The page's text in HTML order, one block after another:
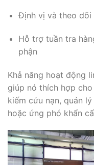
Định vị và theo dõi
Hỗ trợ tuần tra
phận
Khả năng hoạt động
giúp nó thích hợp
kiếm cứu nạn, quản
hoặc ứng phó khẩn